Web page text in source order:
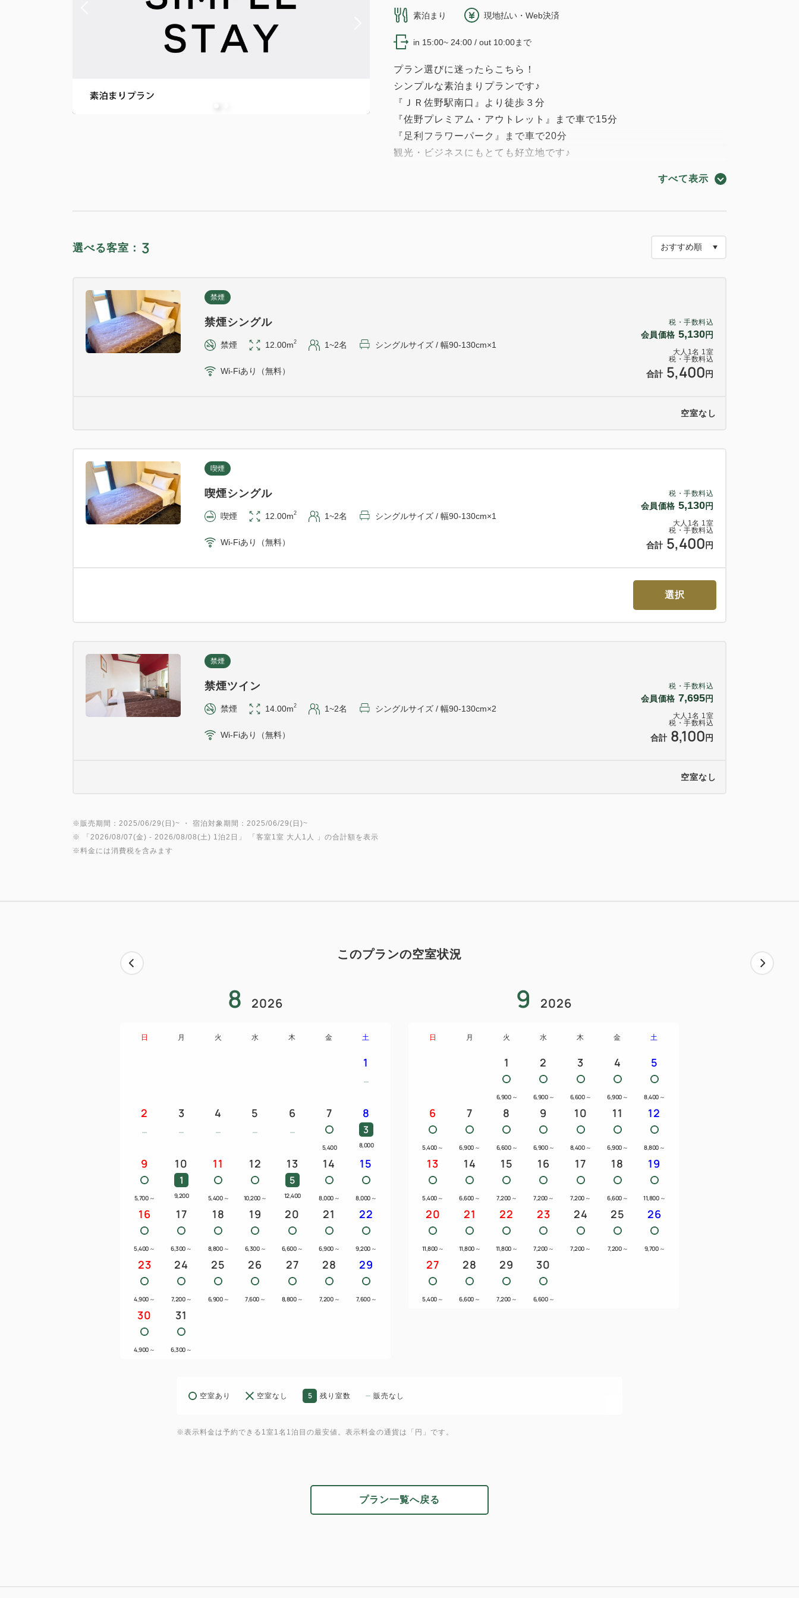
素泊まり 現地払い・Web決済
in 15:00~ 24:00 / out 10:00まで
プラン選びに迷ったらこちら！
シンプルな素泊まりプランです♪
『ＪＲ佐野駅南口』より徒歩３分
『佐野プレミアム・アウトレット』まで車で15分
『足利フラワーパーク』まで車で20分
観光・ビジネスにもとても好立地です♪
[会場] 1階 （※お部屋への持ち込みはご遠慮ください）
・館内に湯沸かしポット、電子レンジコーナーがございます。
『佐野プレミアム・アウトレット』まで車で15分
もっちり食感の佐野ラーメン店も近郊にございますので
●満車の場合、周辺のコインパーキングをご案内いたします（駐車料お客
すべて表示
選べる客室： 3
税・手数料込
会員価格 5,130円
大人 1名 1室
税・手数料込
合計 5,400 円
禁煙
禁煙シングル
禁煙 12.00m2 1~2名 シングルサイズ / 幅90-130cm×1
Wi-Fiあり（無料）
空室なし
税・手数料込
会員価格 5,130円
大人 1名 1室
税・手数料込
合計 5,400 円
喫煙
喫煙シングル
喫煙 12.00m2 1~2名 シングルサイズ / 幅90-130cm×1
Wi-Fiあり（無料）
選択
税・手数料込
会員価格 7,695円
大人 1名 1室
税・手数料込
合計 8,100 円
禁煙
禁煙ツイン
禁煙 14.00m2 1~2名 シングルサイズ / 幅90-130cm×2
Wi-Fiあり（無料）
空室なし
※販売期間：2025/06/29(日)~ ・ 宿泊対象期間：2025/06/29(日)~
※ 「 2026/08/07(金) - 2026/08/08(土) 1泊2日 」 「 客室1室 大人1人
」の合計額を表示
※料金には消費税を含みます
このプランの空室状況
8 2026
日 月 火 水 木 金 土
1
2 3 4 5 6 7
5,400
8
3
8,000
9
5,700 ～
10
1
9,200
11
5,400 ～
12
10,200 ～
13
5
12,400
14
8,000 ～
15
8,000 ～
16
5,400 ～
17
6,300 ～
18
8,800 ～
19
6,300 ～
20
6,600 ～
21
6,900 ～
22
9,200 ～
23
4,900 ～
24
7,200 ～
25
6,900 ～
26
7,600 ～
27
8,800 ～
28
7,200 ～
29
7,600 ～
30
4,900 ～
31
6,300 ～
9 2026
日 月 火 水 木 金 土
1
6,900 ～
2
6,900 ～
3
6,600 ～
4
6,900 ～
5
8,400 ～
6
5,400 ～
7
6,900 ～
8
6,600 ～
9
6,900 ～
10
8,400 ～
11
6,900 ～
12
8,800 ～
13
5,400 ～
14
6,600 ～
15
7,200 ～
16
7,200 ～
17
7,200 ～
18
6,600 ～
19
11,800 ～
20
11,800 ～
21
11,800 ～
22
11,800 ～
23
7,200 ～
24
7,200 ～
25
7,200 ～
26
9,700 ～
27
5,400 ～
28
6,600 ～
29
7,200 ～
30
6,600 ～
空室あり 空室なし 5 残り室数 販売なし
※表示料金は予約できる1室1名1泊目の最安値。表示料金の通貨は「円」です。
プラン一覧へ戻る